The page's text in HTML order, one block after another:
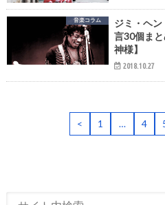
音楽コラム
ジミ・ヘ
言30個ま
神様】
2018.10.27
< 1 … 4